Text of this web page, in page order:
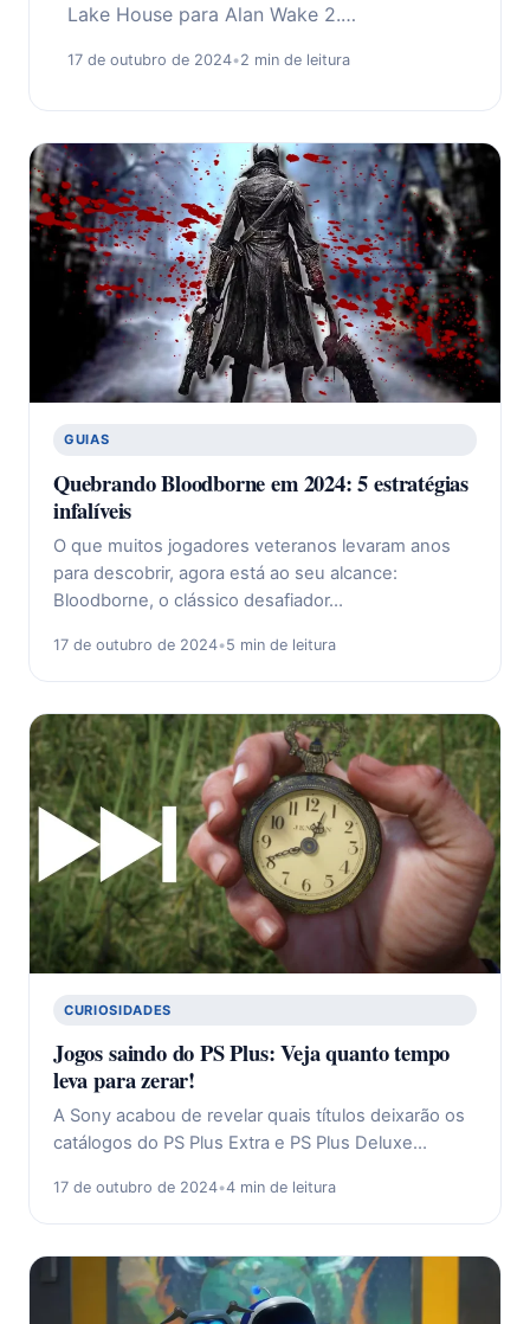
Lake House para Alan Wake 2.…
17 de outubro de 2024•2 min de leitura
GUIAS
Quebrando Bloodborne em 2024: 5 estratégias
infalíveis
O que muitos jogadores veteranos levaram anos
para descobrir, agora está ao seu alcance:
Bloodborne, o clássico desafiador…
17 de outubro de 2024•5 min de leitura
CURIOSIDADES
Jogos saindo do PS Plus: Veja quanto tempo
leva para zerar!
A Sony acabou de revelar quais títulos deixarão os
catálogos do PS Plus Extra e PS Plus Deluxe…
17 de outubro de 2024•4 min de leitura